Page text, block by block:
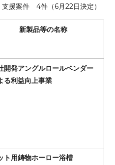
援案件 4件（6月22日決定）
新製品等の名称
開発アングルロールベンダー
る利益向上事業
ト用鋳物ホーロー浴槽